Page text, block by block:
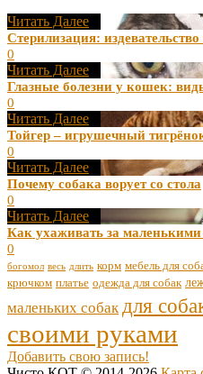
Читать Далее
Стерилизация: издевательство
0
Читать Далее
Глазные болезни у кошек:
0
Читать Далее
Тойгер – игрушечный
0
Читать Далее
Почему собака ворует со стола
0
Читать Далее
Как ухаживать за
0
богомол весь длить корм мебель для
крючком платье одежда для собак
маленьких собак для
своими руками
Добавить свою запись!